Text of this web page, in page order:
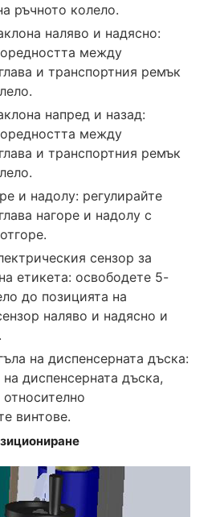
ръчното колело.
наляво и надясно:
между
и транспортния ремък
напред и назад:
между
и транспортния ремък
и надолу: регулирайте
нагоре и надолу с
сензор за
етикета: освободете 5-
до позицията на
наляво и надясно и
на диспенсерната дъска:
диспенсерната дъска,
относително
винтове.